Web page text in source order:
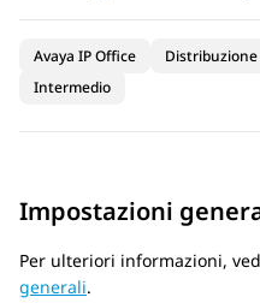
Avaya IP Office Distribuzione
Intermedio
Impostazioni
Per ulteriori informazioni,
generali.